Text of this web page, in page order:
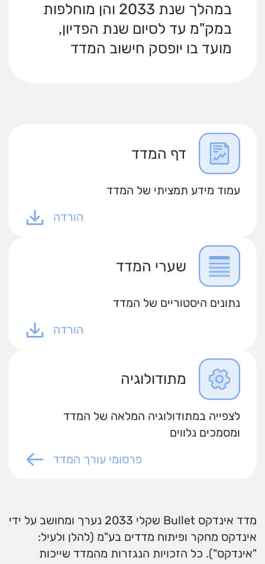
במהלך שנת 2033 והן מוחלפות
במק"מ עד לסיום שנת הפדיון,
מועד בו יופסק חישוב המדד
דף המדד
עמוד מידע תמציתי של המדד
הורדה
שערי המדד
נתונים היסטוריים של המדד
הורדה
מתודולוגיה
לצפייה במתודולוגיה המלאה של המדד
ומסמכים נלווים
פרסומי עורך המדד
מדד אינדקס Bullet שקלי 2033 נערך ומחושב על ידי
אינדקס מחקר ופיתוח מדדים בע"מ (להלן ולעיל:
"אינדקס"). כל הזכויות הנגזרות מהמדד שייכות